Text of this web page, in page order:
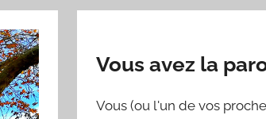
Vous avez la
Vous (ou l'un de vos